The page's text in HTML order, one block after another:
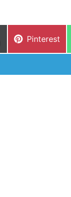
Pinterest